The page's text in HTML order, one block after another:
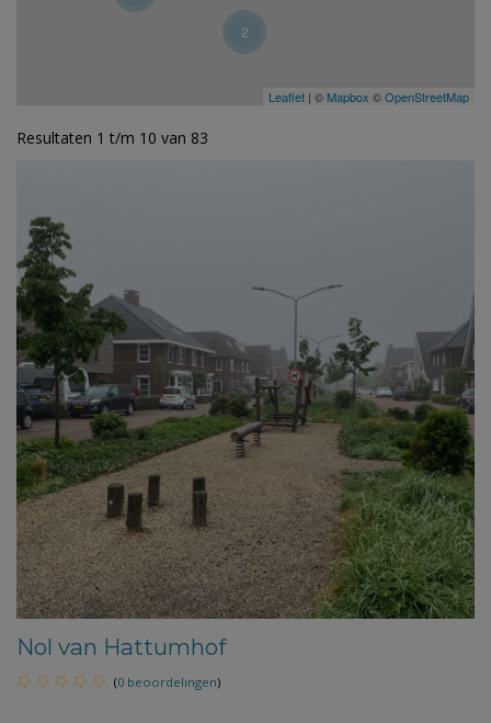
2
Leaflet | © Mapbox ©OpenStreetMap
Resultaten 1 t/m 10 van 83
Nol van Hattumhof
(0 beoordelingen)